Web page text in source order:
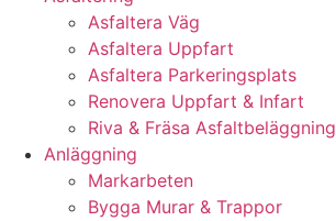
Asfaltera Väg
Asfaltera Uppfart
Asfaltera Parkeringsplats
Renovera Uppfart & Infart
Riva & Fräsa Asfaltbeläggning
Anläggning
Markarbeten
Bygga Murar & Trappor